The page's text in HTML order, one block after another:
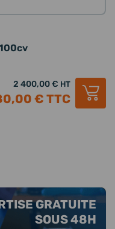
GRATUITE
SOUS 48H
2 400,00 € HT
€ TTC